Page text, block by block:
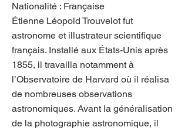
Nationalité : Française
Étienne Léopold Trouvelot fut
astronome et illustrateur scientifique
français. Installé aux États-Unis après
1855, il travailla notamment à
l’Observatoire de Harvard où il réalisa
de nombreuses observations
astronomiques. Avant la généralisation
de la photographie astronomique, il